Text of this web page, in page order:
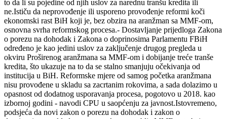
to da li su pojedine od njih uslov za narednu tranšu kredita ili
ne.Ističu da neprovođenje ili usporeno provođenje reformi koči
ekonomski rast BiH koji je, bez obzira na aranžman sa MMF-om,
osnovna svrha reformskog procesa.- Dostavljanje prijedloga Zakona
o porezu na dohodak i Zakona o doprinosima Parlamentu FBiH
određeno je kao jedini uslov za zaključenje drugog pregleda u
okviru Proširenog aranžmana sa MMF-om i dobijanje treće tranše
kredita, što ukazuje na to da se stalno smanjuju očekivanja od
institucija u BiH. Reformske mjere od samog početka aranžmana
nisu provođene u skladu sa zacrtanim rokovima, a sada dolazimo u
opasnost od dodatnog usporavanja procesa, pogotovo u 2018. kao
izbornoj godini - navodi CPU u saopćenju za javnost.Istovremeno,
podsjeća da novi zakon o porezu na dohodak i zakon o